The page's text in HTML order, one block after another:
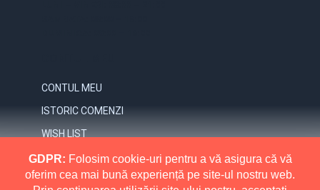
CONTUL MEU
ISTORIC COMENZI
WISH LIST
NEWSLETTER
INFORMATII
GDPR: Folosim cookie-uri pentru a vă asigura că vă
oferim cea mai bună experiență pe site-ul nostru web.